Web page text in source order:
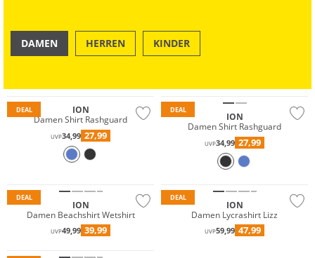
DAMEN HERREN KINDER
DEAL
ION
Damen Shirt Rashguard
UVP34,99 27,99
DEAL
ION
Damen Shirt Rashguard
UVP34,99 27,99
DEAL
ION
Damen Beachshirt Wetshirt
UVP49,99 39,99
DEAL
ION
Damen Lycrashirt Lizz
UVP59,99 47,99